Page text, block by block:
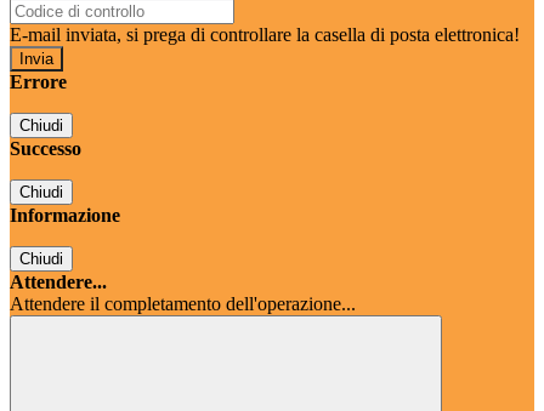
E-mail inviata, si prega di controllare la casella di posta elettronica!
Errore
Chiudi
Successo
Chiudi
Informazione
Chiudi
Attendere...
Attendere il completamento dell'operazione...